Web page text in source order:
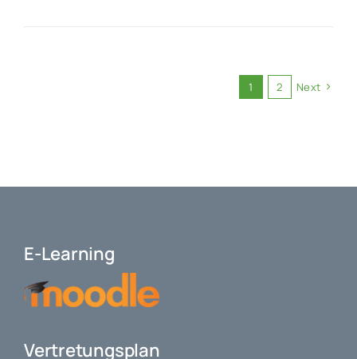
1 2 Next
E-Learning
Vertretungsplan